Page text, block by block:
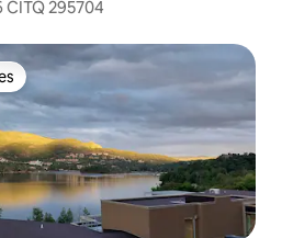
Ao pé da montanha 2126 CITQ 295704
dos hóspedes